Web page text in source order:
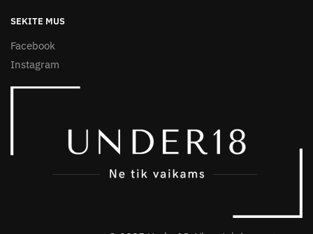
SEKITE MUS
Facebook
Instagram